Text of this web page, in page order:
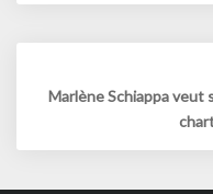
Marlène Schiappa veut